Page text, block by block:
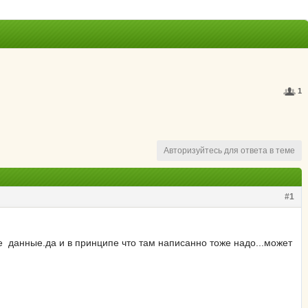
1
Авторизуйтесь для ответа в теме
#1
данные.да и в принципе что там написанно тоже надо...может